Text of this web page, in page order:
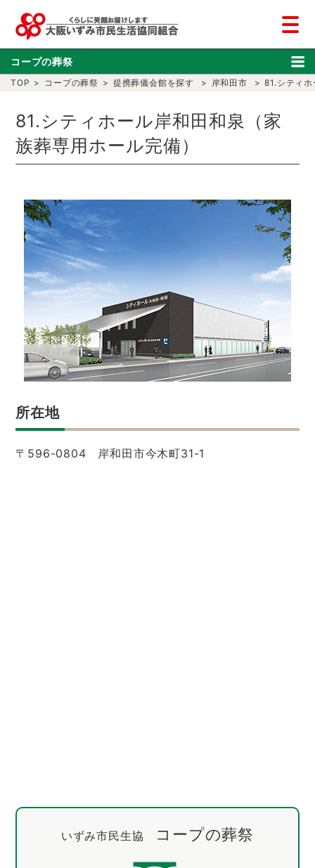
TOP > コープの葬祭 > 提携葬儀会館を探す > 岸和田市 > 81.シティ
81.シティホール岸和田和泉（家
族葬専用ホール完備）
所在地
〒596-0804 岸和田市今木町31-1
いずみ市民生協 コープの葬祭
コープの葬祭